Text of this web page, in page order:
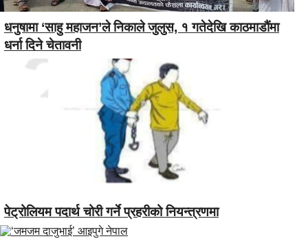
धनुषामा ‘साहु महाजन’ले निकाले जुलुस, १ गतेदेखि काठमाडौंमा
धर्ना दिने चेतावनी
पेट्रोलियम पदार्थ चोरी गर्ने प्रहरीको नियन्त्रणमा